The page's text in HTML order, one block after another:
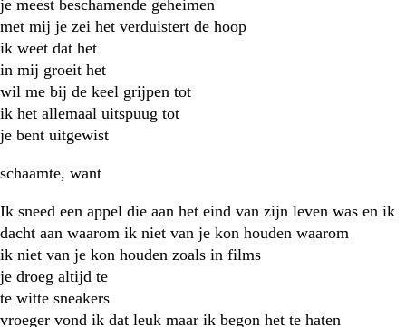
je meest beschamende geheimen
met mij je zei het verduistert de hoop
ik weet dat het
in mij groeit het
wil me bij de keel grijpen tot
ik het allemaal uitspuug tot
je bent uitgewist
schaamte, want
Ik sneed een appel die aan het eind van zijn leven was en ik
dacht aan waarom ik niet van je kon houden waarom
ik niet van je kon houden zoals in films
je droeg altijd te
te witte sneakers
vroeger vond ik dat leuk maar ik begon het te haten